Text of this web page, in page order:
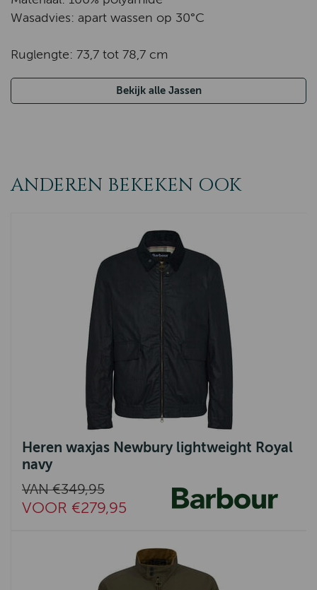
Wasadvies: apart wassen op 30°C
Ruglengte: 73,7 tot 78,7 cm
Bekijk alle Jassen
ANDEREN BEKEKEN OOK
Heren waxjas Newbury lightweight Royal
navy
VAN €349,95
VOOR €279,95